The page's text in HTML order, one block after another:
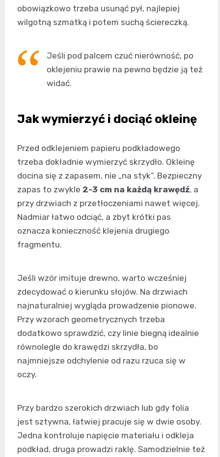
obowiązkowo trzeba usunąć pył, najlepiej
wilgotną szmatką i potem suchą ściereczką.
Jeśli pod palcem czuć nierówność, po
oklejeniu prawie na pewno będzie ją też
widać.
Jak wymierzyć i dociąć okleinę
Przed odklejeniem papieru podkładowego
trzeba dokładnie wymierzyć skrzydło. Okleinę
docina się z zapasem, nie „na styk”. Bezpieczny
zapas to zwykle 2-3 cm na każdą krawędź, a
przy drzwiach z przetłoczeniami nawet więcej.
Nadmiar łatwo odciąć, a zbyt krótki pas
oznacza konieczność klejenia drugiego
fragmentu.
Jeśli wzór imituje drewno, warto wcześniej
zdecydować o kierunku słojów. Na drzwiach
najnaturalniej wygląda prowadzenie pionowe.
Przy wzorach geometrycznych trzeba
dodatkowo sprawdzić, czy linie biegną idealnie
równolegle do krawędzi skrzydła, bo
najmniejsze odchylenie od razu rzuca się w
oczy.
Przy bardzo szerokich drzwiach lub gdy folia
jest sztywna, łatwiej pracuje się w dwie osoby.
Jedna kontroluje napięcie materiału i odkleja
podkład, druga prowadzi raklę. Samodzielnie też